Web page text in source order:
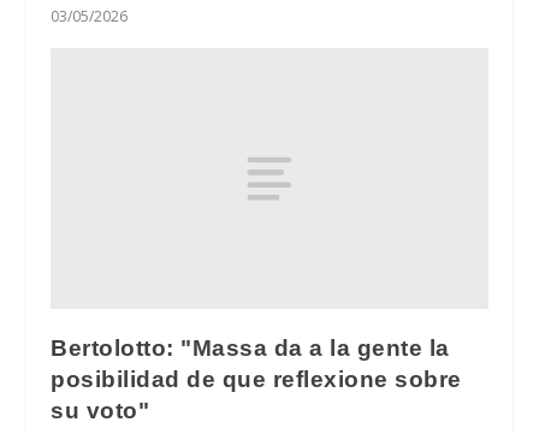
03/05/2026
Bertolotto: "Massa da a la gente la
posibilidad de que reflexione sobre
su voto"